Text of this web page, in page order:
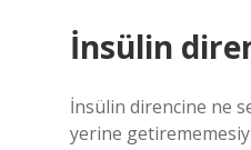
İnsülin
İnsülin direncine ne
yerine